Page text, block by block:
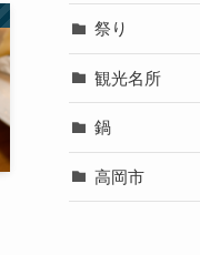
祭り
観光名所
鍋
高岡市